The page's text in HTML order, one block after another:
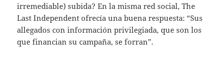
irremediable) subida? En la misma red social, The
Last Independent ofrecía una buena respuesta: “Sus
allegados con información privilegiada, que son los
que financian su campaña, se forran”.